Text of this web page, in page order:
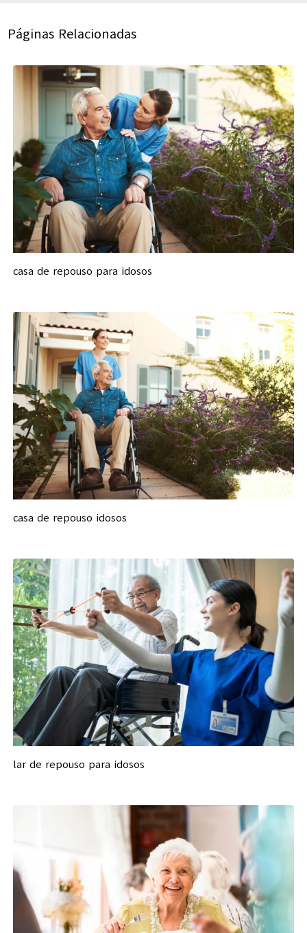
Páginas Relacionadas
casa de repouso para idosos
casa de repouso idosos
lar de repouso para idosos